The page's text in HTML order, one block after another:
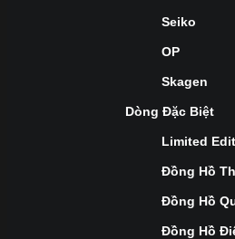
Seiko
OP
Skagen
Dòng Đặc Biệt
Limited
Đồng Hồ
Đồng Hồ
Đồng Hồ